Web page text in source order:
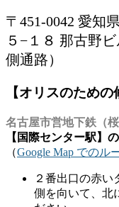
〒451-0042 愛知
５−１８ 那古野
側通路）
【オリスのため
名古屋市営地下鉄（桜
【国際センター駅】
（Google Map でのル
２番出口の赤
側を向いて、北